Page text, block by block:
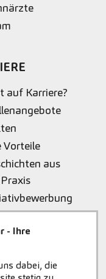
auf Karriere?
Vorteile
aus
- Ihre
dabei, die